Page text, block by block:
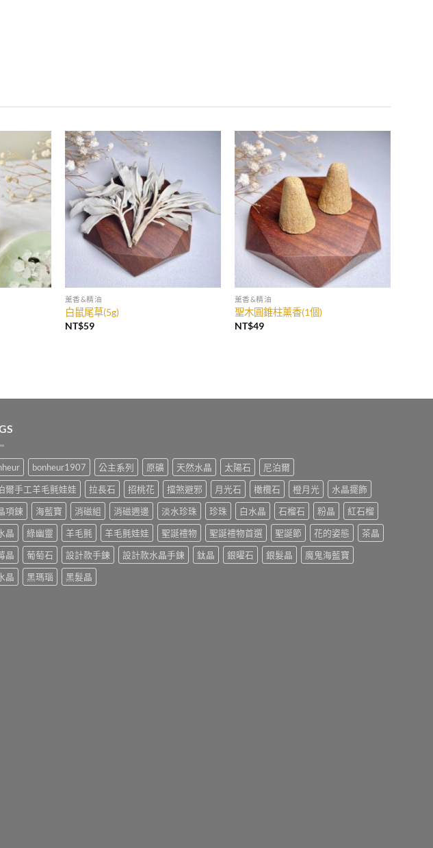
薰香&精油
白鼠尾草(5g)
NT$59
薰香&精油
聖木圓錐柱薰香(1個)
NT$49
bonheur1907 公主系列 原礦 天然水晶 太陽石
尼泊爾
爾手工羊毛氈娃娃
拉長石 招桃花 擋煞避邪 月光石 橄欖石 橙月光
水晶擺飾
項鍊
海藍寶 消磁組 消磁週邊 淡水珍珠 珍珠 白水晶 石榴石 粉晶
紅石榴
晶
綠幽靈 羊毛氈 羊毛氈娃娃 聖誕禮物 聖誕禮物首選 聖誕節 花的姿態
茶晶
晶
葡萄石 設計款手鍊 設計款水晶手鍊 鈦晶 銀曜石 銀髮晶
魔鬼海藍寶
晶
黑瑪瑙 黑髮晶